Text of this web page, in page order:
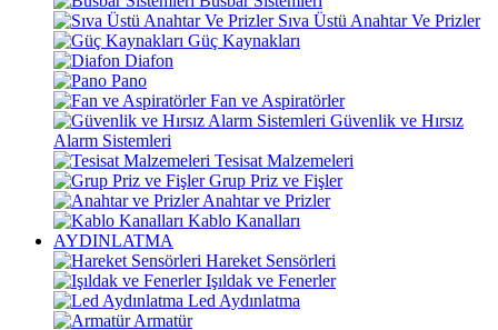
Sıva Üstü Anahtar Ve Prizler
Güç Kaynakları
Diafon
Pano
Fan ve Aspiratörler
Güvenlik ve Hırsız
Alarm Sistemleri
Tesisat Malzemeleri
Grup Priz ve Fişler
Anahtar ve Prizler
Kablo Kanalları
AYDINLATMA
Hareket Sensörleri
Işıldak ve Fenerler
Led Aydınlatma
Armatür